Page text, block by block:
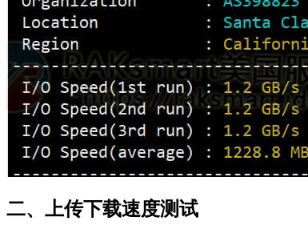
二、上传下载速度测试